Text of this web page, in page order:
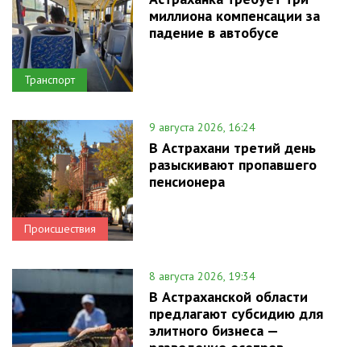
Транспорт
миллиона компенсации за
падение в автобусе
Происшествия
9 августа 2026, 16:24
В Астрахани третий день
разыскивают пропавшего
пенсионера
8 августа 2026, 19:34
В Астраханской области
предлагают субсидию для
элитного бизнеса —